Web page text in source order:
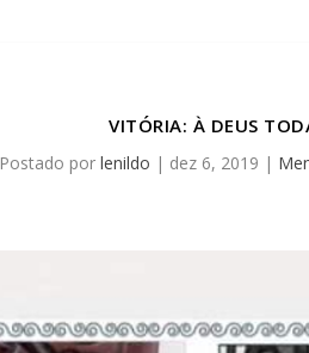
VITÓRIA: À DEUS
Postado por lenildo | dez 6, 2019 |